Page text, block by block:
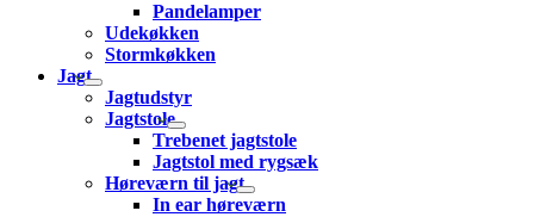
Pandelamper
Udekøkken
Stormkøkken
Jagt
Jagtudstyr
Jagtstole
Trebenet jagtstole
Jagtstol med rygsæk
Høreværn til jagt
In ear høreværn